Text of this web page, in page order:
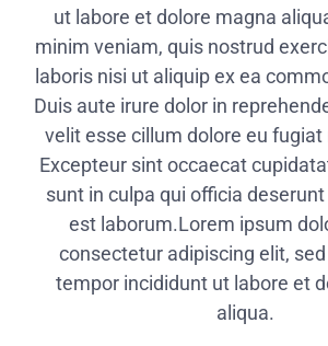
ut labore et dolore magna
minim veniam, quis nostrud
laboris nisi ut aliquip ex ea
Duis aute irure dolor in
velit esse cillum dolore eu fugiat
Excepteur sint occaecat
sunt in culpa qui officia
est laborum.Lorem ipsum
consectetur adipiscing elit,
tempor incididunt ut labore et
aliqua.